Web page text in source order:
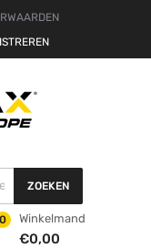
ZOEKEN
Winkelmand
€0,00
0